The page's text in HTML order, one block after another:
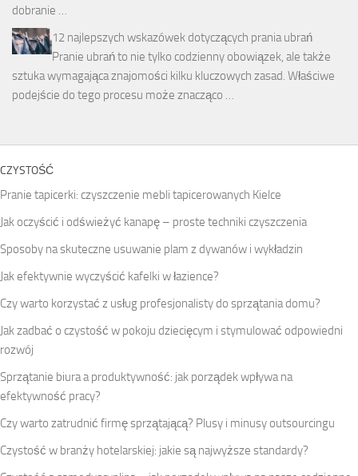
dobranie …
12 najlepszych wskazówek dotyczących prania ubrań
Pranie ubrań to nie tylko codzienny obowiązek, ale także
sztuka wymagająca znajomości kilku kluczowych zasad. Właściwe
podejście do tego procesu może znacząco …
CZYSTOŚĆ
Pranie tapicerki: czyszczenie mebli tapicerowanych Kielce
Jak oczyścić i odświeżyć kanapę – proste techniki czyszczenia
Sposoby na skuteczne usuwanie plam z dywanów i wykładzin
Jak efektywnie wyczyścić kafelki w łazience?
Czy warto korzystać z usług profesjonalisty do sprzątania domu?
Jak zadbać o czystość w pokoju dziecięcym i stymulować odpowiedni
rozwój
Sprzątanie biura a produktywność: jak porządek wpływa na
efektywność pracy?
Czy warto zatrudnić firmę sprzątającą? Plusy i minusy outsourcingu
Czystość w branży hotelarskiej: jakie są najwyższe standardy?